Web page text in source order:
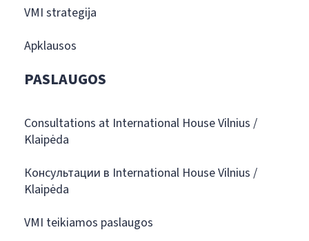
VMI strategija
Apklausos
PASLAUGOS
Consultations at International House Vilnius /
Klaipėda
Консультации в International House Vilnius /
Klaipėda
VMI teikiamos paslaugos